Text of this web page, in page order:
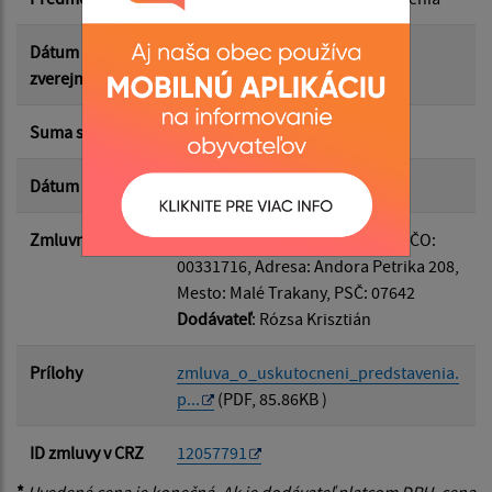
Filtrovať Reset
Dátum
zverejnenia
03.03.2026
Suma s DPH* 1 500.00 €
Dátum uzavretia
Zmluvná strana Odberateľ: Obec Malé Trakany, IČO:
00331716, Adresa: Andora Petrika 208,
Mesto: Malé Trakany, PSČ: 07642
Dodávateľ: Rózsa Krisztián
Prílohy
zmluva_o_uskutocneni_predstavenia.
p...
(PDF, 85.86KB )
ID zmluvy v CRZ
12057791